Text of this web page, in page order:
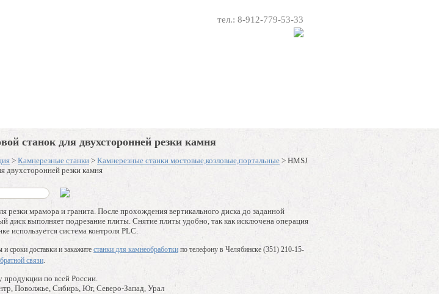
станок для двухсторонней резки камня
> Камнерезные станки > Камнерезные станки мостовые,козловые,портальные > HMSJ
двухсторонней резки камня
резки мрамора и гранита. После прохождения вертикального диска до заданной
диск выполняет подрезание плиты. Снятие плиты удобно, так как исключена операция
используется система контроля PLC.
сроки доставки и закажите станки для камнеобработки по телефону в Челябинске (351) 210-15-
связи.
продукции по всей России.
Поволжье, Сибирь, Юг, Северо-Запад, Урал
тел.: 8-912-779-53-33